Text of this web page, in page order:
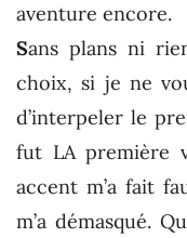
aventure encore.
Sans plans ni
choix, si je ne
d’interpeler le
fut LA première
accent m’a fait
m’a démasqué.